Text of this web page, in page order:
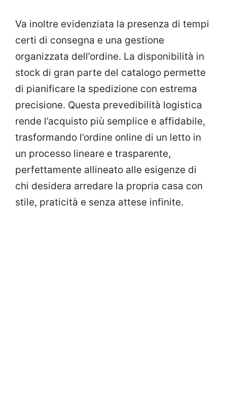
Va inoltre evidenziata la presenza di tempi
certi di consegna e una gestione
organizzata dell’ordine. La disponibilità in
stock di gran parte del catalogo permette
di pianificare la spedizione con estrema
precisione. Questa prevedibilità logistica
rende l’acquisto più semplice e affidabile,
trasformando l’ordine online di un letto in
un processo lineare e trasparente,
perfettamente allineato alle esigenze di
chi desidera arredare la propria casa con
stile, praticità e senza attese infinite.